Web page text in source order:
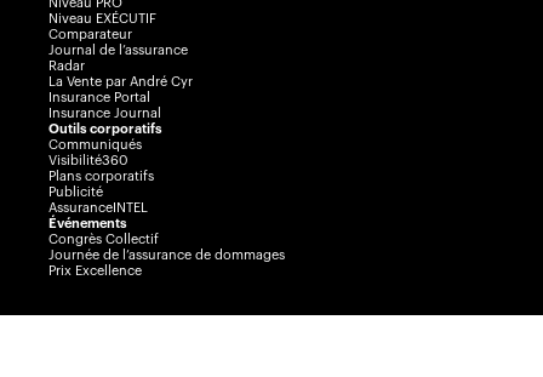
Niveau EXÉCUTIF
Comparateur
Journal de l’assurance
Radar
La Vente par André Cyr
Insurance Portal
Insurance Journal
Outils corporatifs
Communiqués
Visibilité360
Plans corporatifs
Publicité
AssuranceINTEL
Événements
Congrès Collectif
Journée de l’assurance de dommages
Prix Excellence